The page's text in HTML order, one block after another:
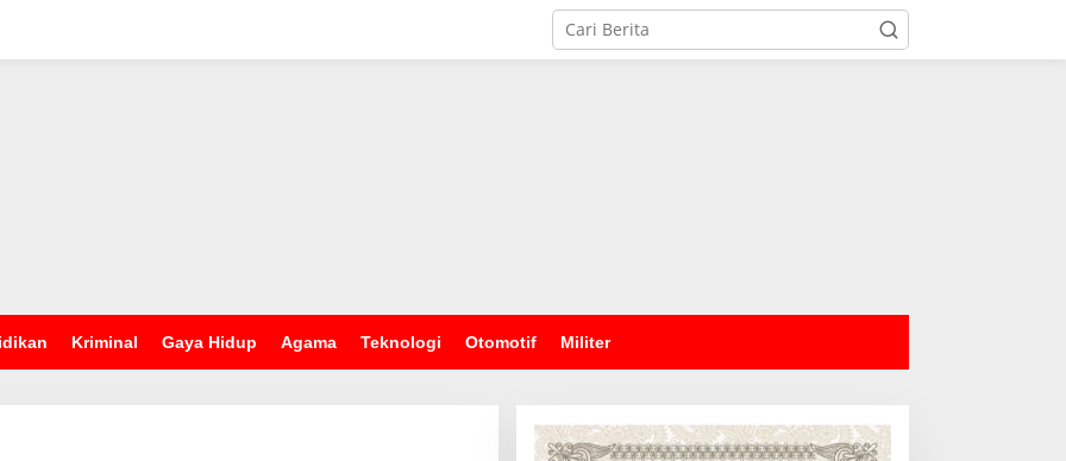
Kriminal Gaya Hidup Agama Teknologi Otomotif Militer